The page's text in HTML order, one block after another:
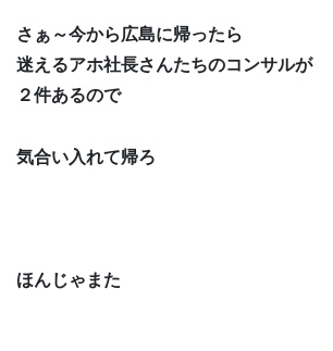
さぁ～今から広島に帰ったら
迷えるアホ社長さんたちのコンサルが
２件あるので
気合い入れて帰ろ
ほんじゃまた